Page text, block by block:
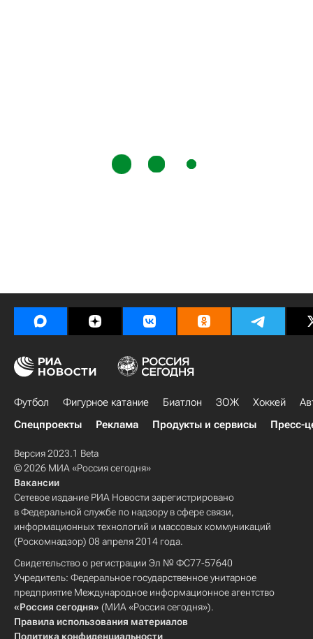
Футбол Фигурное катание Биатлон ЗОЖ Хоккей
Спецпроекты
Реклама Продукты и сервисы Пресс-
Версия 2023.1 Beta
© 2026 МИА «Россия сегодня»
Вакансии
Сетевое издание РИА Новости зарегистрировано
в Федеральной службе по надзору в сфере связи,
информационных технологий и массовых коммуникаций
(Роскомнадзор) 08 апреля 2014 года.
Свидетельство о регистрации Эл № ФС77-57640
Учредитель: Федеральное государственное унитарное
предприятие Международное информационное агентство
«Россия сегодня» (МИА «Россия сегодня»).
Правила использования материалов
Политика конфиденциальности